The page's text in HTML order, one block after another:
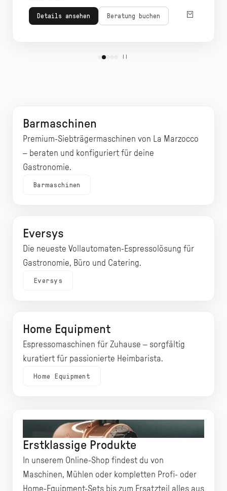
Details ansehen Beratung buchen
Barmaschinen
Premium-Siebträgermaschinen von La Marzocco
– beraten und konfiguriert für deine
Gastronomie.
Barmaschinen
Eversys
Die neueste Vollautomaten-Espressolösung für
Gastronomie, Büro und Catering.
Eversys
Home Equipment
Espressomaschinen für Zuhause – sorgfältig
kuratiert für passionierte Heimbarista.
Home Equipment
Professionelles Barista-Equipment
Erstklassige Produkte
In unserem Online-Shop findest du von
Maschinen, Mühlen oder kompletten Profi- oder
Home-Equipment-Sets bis zum Ersatzteil alles aus